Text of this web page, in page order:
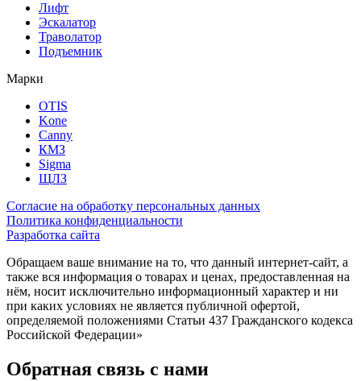
Лифт
Эскалатор
Траволатор
Подъемник
Марки
OTIS
Kone
Canny
КМЗ
Sigma
ЩЛЗ
Согласие на обработку персональных данных
Политика конфиденциальности
Разработка сайта
Обращаем ваше внимание на то, что данный интернет-сайт, а
также вся информация о товарах и ценах, предоставленная на
нём, носит исключительно информационный характер и ни
при каких условиях не является публичной офертой,
определяемой положениями Статьи 437 Гражданского кодекса
Российской Федерации»
Обратная связь с нами